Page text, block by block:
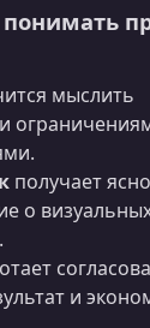
мыслить
получает
о
и